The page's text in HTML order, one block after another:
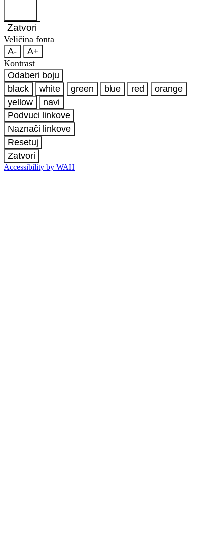
Zatvori
Veličina fonta
A-
A+
Kontrast
Odaberi boju
black
white green blue red
orange
yellow
navi
Podvuci linkove
Naznači linkove
Resetuj
Zatvori
Accessibility by WAH